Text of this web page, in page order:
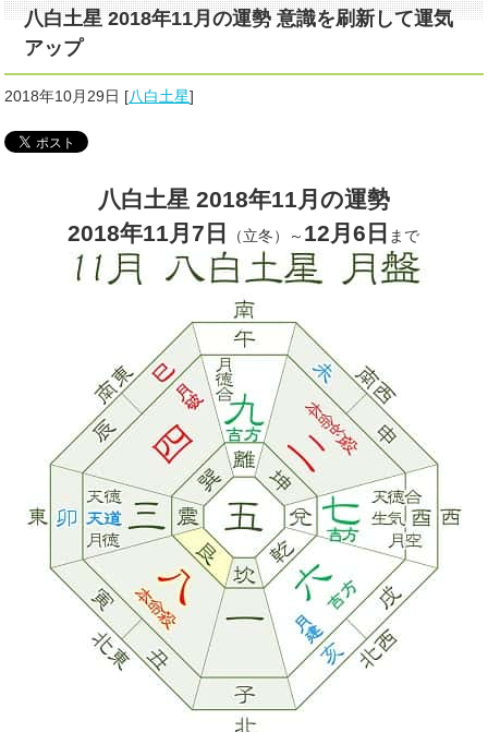
八白土星 2018年11月の運勢 意識を刷新して運気
アップ
2018年10月29日 [八白土星]
八白土星 2018年11月の運勢
2018年11月7日
（立冬）～ 12月6日 まで